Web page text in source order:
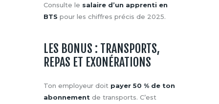
Consulte le salaire d’un apprenti en
BTS pour les chiffres précis de 2025.
LES BONUS : TRANSPORTS,
REPAS ET EXONÉRATIONS
Ton employeur doit payer 50 % de ton
abonnement de transports. C’est